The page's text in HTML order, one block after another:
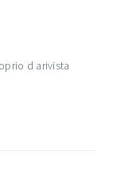
d arivista